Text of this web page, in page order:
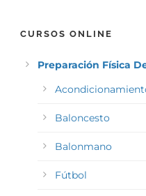
CURSOS ONLINE
Preparación Física
Baloncesto
Balonmano
Fútbol